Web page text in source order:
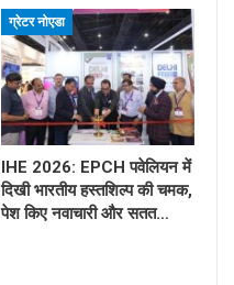
ग्रेटर नोएडा
IHE 2026: EPCH पवेलियन में
दिखी भारतीय हस्तशिल्प की चमक,
पेश किए नवाचारी और सतत…